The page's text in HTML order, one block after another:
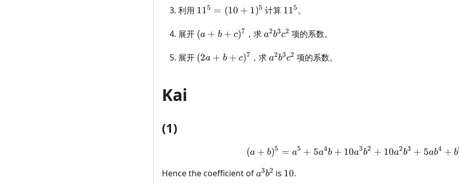
利用 11^5=
115 = (10 + 1)5 计算 11^5
115。
展开 (a+b+c)^7
(a + b + c)7 ，求a^2b^3c^2
a2b3c2 项的系数。
展开 (2a+b+c)^7
(2a + b + c)7 ，求a^2b^3c^2
a2b3c2 项的系数。
Kai
(1)
(a+b)^5 = a^5 + 5 a^4
(a + b)5 = a5 + 5a4b + 10a3b2 + 10a2b3 + 5ab4 + b
Hence the coefficient ofa^3b^2
a3b2 is 10
10.